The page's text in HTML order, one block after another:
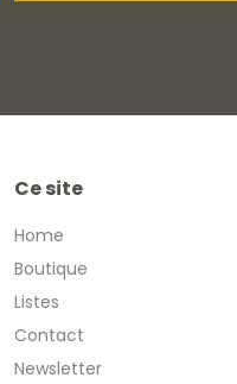
Ce site
Home
Boutique
Listes
Contact
Newsletter